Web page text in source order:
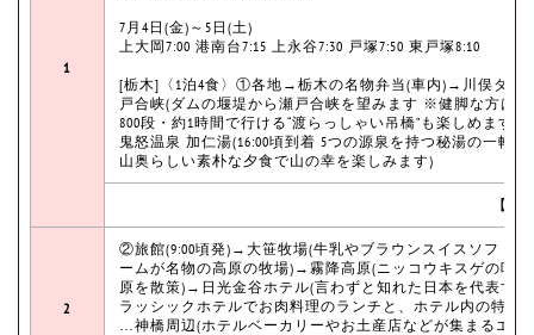
1
7月4日(金)～5日(土)
上大岡7:00 港南台7:15 上永谷7:30 戸塚7:50 東戸塚8:10
[栃木]〈1泊4食〉①各地→栃木の名物弁当(車内)→川俣ダム
戸合峡(ダムの堰堤から瀬戸合峡を望みます ※健脚な方は往
800段・約1時間で行ける“渡らっしゃい吊橋”も楽しめます
鬼怒温泉 加仁湯(16:00頃到着 5つの源泉を持つ秘湯の一軒宿
山奥らしい素朴な夕食で山の幸を楽しみます)
【
2
②旅館(9:00頃発)→大笹牧場(牛乳やブラウンスイスソフトク
ームが名物の高原の牧場)→霧降高原(ニッコウキスゲの咲く
原を散策)→日光金谷ホテル(言わずと知れた日本を代表する
ラッシックホテルでお肉料理のランチと、ホテル内の特別
…神橋周辺(ホテルベーカリーやお土産店などが集まるエリ